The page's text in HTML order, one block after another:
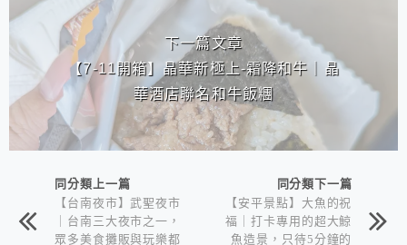
下一篇文章
【7-11開箱】晶華新極上-霜降和牛｜晶
華酒店聯名和牛飯糰
同分類上一篇
【台南夜市】武聖夜市
｜台南三大夜市之一，
眾多美食攤販與玩樂都
同分類下一篇
【安平景點】大魚的祝
福｜打卡專用的超大鯨
魚造景，只待5分鐘的